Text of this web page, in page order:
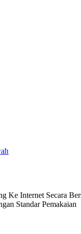
Ke Internet Secara
Standar Pemakaian